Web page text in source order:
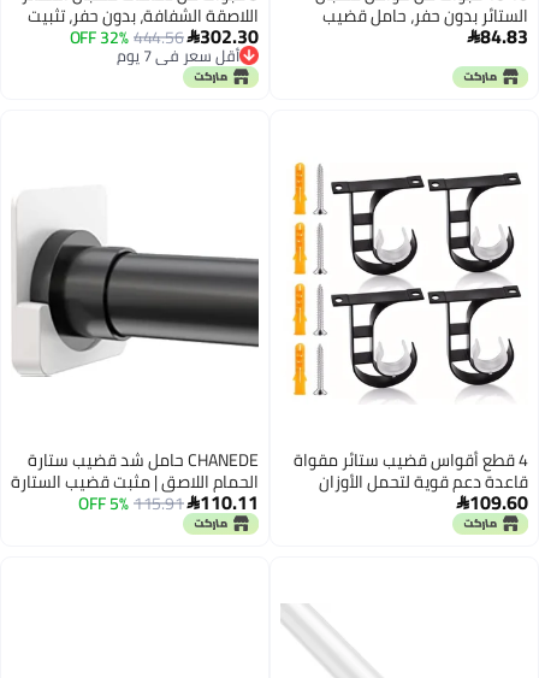
الستائر بدون حفر، حامل قضيب
ستارة ذاتي اللصق، خطافات قضبان
ستارة متعددة الاستخدامات لاصقة
بدون مسامير للمنزل والحمام
84.83
اللاصقة الشفافة، بدون حفر، تثبيت
قوي، إزالة بدون ضرر، حامل حائط من
البلاستيك ABS على شكل نصف
دائري للجدران الملساء في الحمام
302.30
444.56
32% OFF
أقل سعر في 7 يوم
أقل سعر في 7 يوم
4 قطع أقواس قضيب ستائر مقواة
قاعدة دعم قوية لتحمل الأوزان
تركيب بدون حفر
109.60
CHANEDE حامل شد قضيب ستارة
الحمام اللاصق | مثبت قضيب الستارة
للحائط | بدون حفر | لصق | عبوة من
قطعتين، أبيض
110.11
115.91
5% OFF